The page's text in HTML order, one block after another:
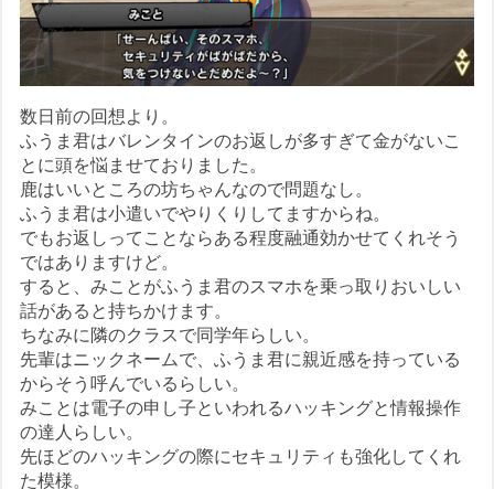
数日前の回想より。
ふうま君はバレンタインのお返しが多すぎて金がないこ
とに頭を悩ませておりました。
鹿はいいところの坊ちゃんなので問題なし。
ふうま君は小遣いでやりくりしてますからね。
でもお返しってことならある程度融通効かせてくれそう
ではありますけど。
すると、みことがふうま君のスマホを乗っ取りおいしい
話があると持ちかけます。
ちなみに隣のクラスで同学年らしい。
先輩はニックネームで、ふうま君に親近感を持っている
からそう呼んでいるらしい。
みことは電子の申し子といわれるハッキングと情報操作
の達人らしい。
先ほどのハッキングの際にセキュリティも強化してくれ
た模様。